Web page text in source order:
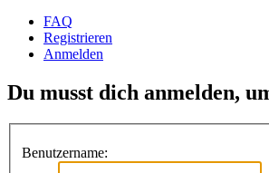
FAQ
Registrieren
Anmelden
Du musst dich anmelden,
Benutzername: